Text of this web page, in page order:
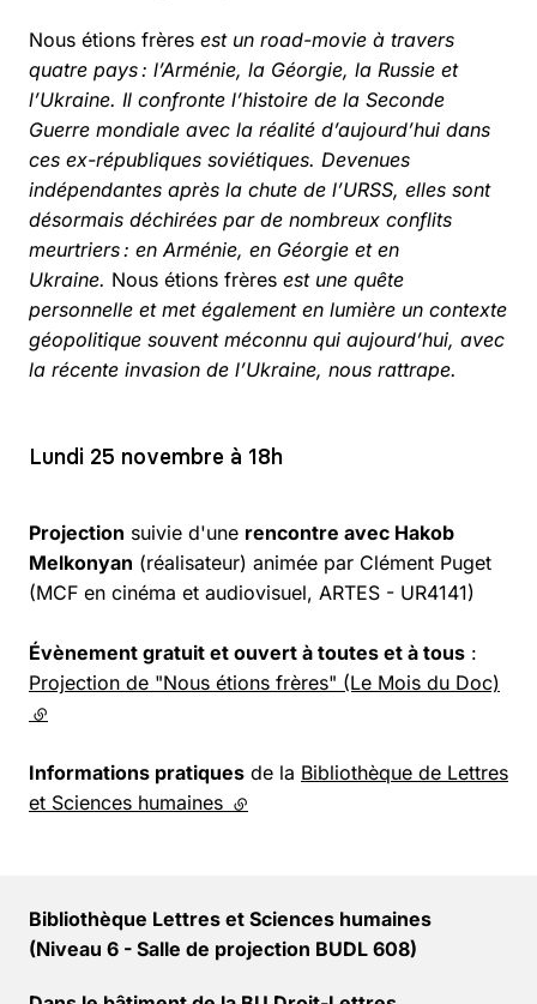
Nous étions frères est un road-movie à travers
quatre pays : l’Arménie, la Géorgie, la Russie et
l’Ukraine. Il confronte l’histoire de la Seconde
Guerre mondiale avec la réalité d’aujourd’hui dans
ces ex-républiques soviétiques. Devenues
indépendantes après la chute de l’URSS, elles sont
désormais déchirées par de nombreux conflits
meurtriers : en Arménie, en Géorgie et en
Ukraine. Nous étions frères est une quête
personnelle et met également en lumière un contexte
géopolitique souvent méconnu qui aujourd’hui, avec
la récente invasion de l’Ukraine, nous rattrape.
Lundi 25 novembre à 18h
Projection suivie d'une rencontre avec Hakob
Melkonyan (réalisateur) animée par Clément Puget
(MCF en cinéma et audiovisuel, ARTES - UR4141)
Évènement gratuit et ouvert à toutes et à tous :
Projection de "Nous étions frères" (Le Mois du Doc)
(lien externe)
Informations pratiques de la Bibliothèque de Lettres
et Sciences humaines (lien externe)
Bibliothèque Lettres et Sciences humaines
(Niveau 6 - Salle de projection BUDL 608)